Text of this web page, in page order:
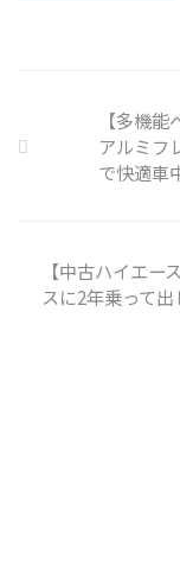
【多機
アルミフ
で快適車
【中古ハイエー
スに2年乗って